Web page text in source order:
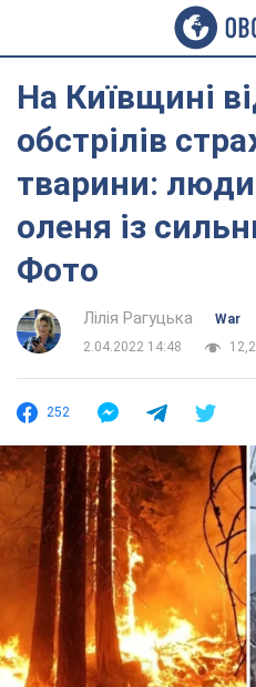
На Київщині
обстрілів
тварини:
оленя із
Фото
Лілія Рагуцька
War
2.04.2022 14:48
252